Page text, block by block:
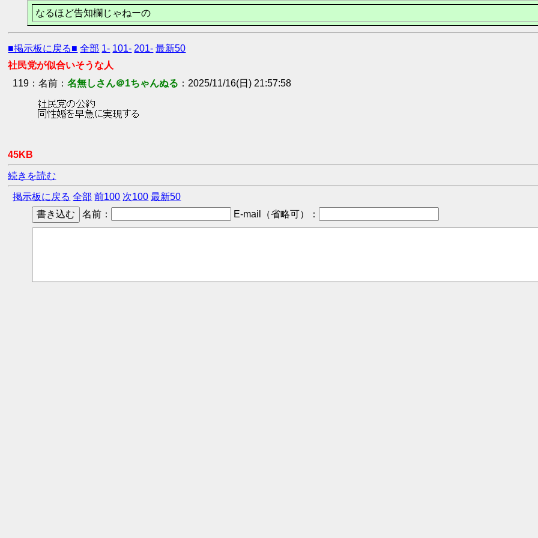
なるほど告知欄じゃねーの
■掲示板に戻る■ 全部 1- 101- 201- 最新50
社民党が似合いそうな人
119 ： 名無しさん＠1ちゃんぬる 2025/11/16(日) 21:57:58
社民党の公約
同性婚を早急に実現する
45KB
続きを読む
掲示板に戻る 全部 前100 次100 最新50
名前：
E-mail （省略可） ：